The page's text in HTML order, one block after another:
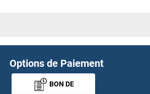
PECR Kits ELISA
PEDF Kits ELISA
Options de Paiement
BON DE